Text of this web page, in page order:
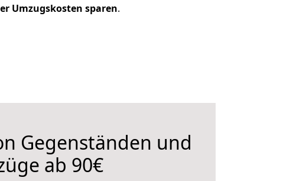
Umzugskosten sparen.
Gegenständen und
ab 90€